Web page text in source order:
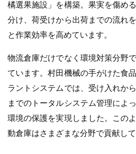
橘選果施設」を構築。果実を傷め
分け、荷受けから出荷までの流れ
と作業効率を高めています。
物流倉庫だけでなく環境対策分野
ています。村田機械の手がけた食
ラントシステムでは、受け入れか
までのトータルシステム管理によ
環境の保護を実現しました。この
動倉庫はさまざまな分野で貢献して